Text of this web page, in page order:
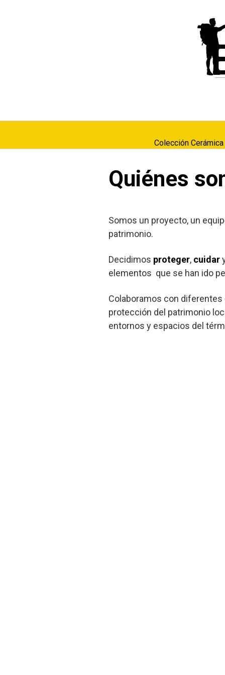
Colección
Quiénes
Somos un proyecto, un
patrimonio.
Decidimos proteger, cuidar
elementos que se han ido
Colaboramos con diferentes
protección del patrimonio
entornos y espacios del